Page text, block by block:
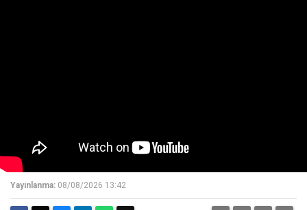
Yayınlanma: 08/08/2026 13:42